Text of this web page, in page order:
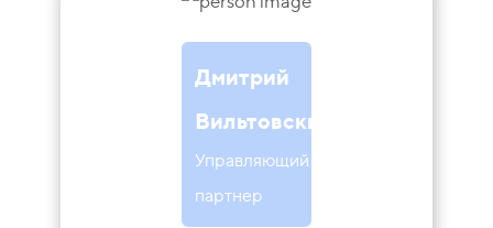
Дмитрий
Вильтовский
Управляющий
партнер